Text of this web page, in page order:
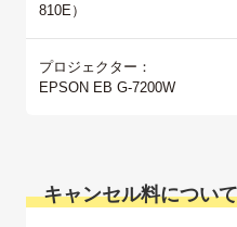
プロジェクター：
キャンセル料について